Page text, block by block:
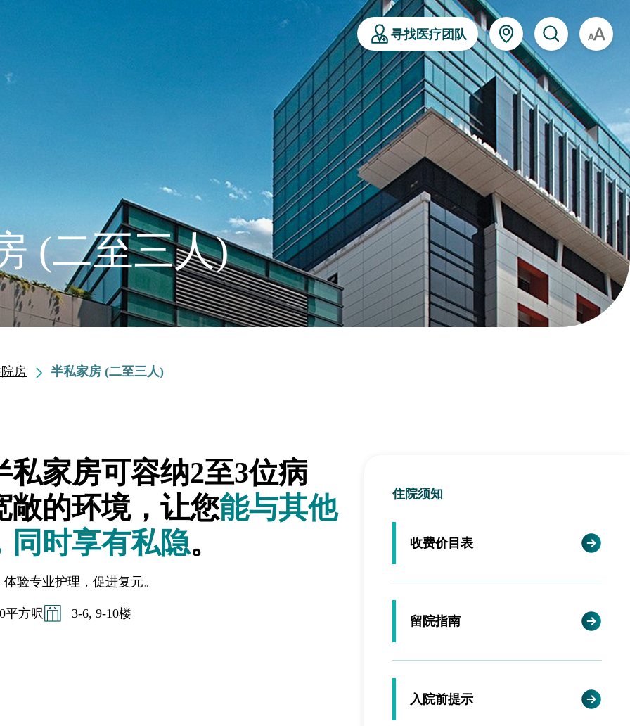
寻找医疗团队
(二至三人)
房 半私家房 (二至三人)
私家房可容纳2至3位病
敞的环境，让您能与其他
同时享有私隐。
验专业护理，促进复元。
平方呎 3-6, 9-10楼
住院须知
收费价目表
留院指南
入院前提示